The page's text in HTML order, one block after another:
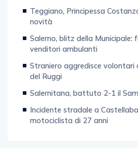
Teggiano, Principessa
novità
Salerno, blitz della Municipale:
venditori ambulanti
Straniero aggredisce volontari
del Ruggi
Salernitana, battuto 2-1 il
Incidente stradale a
motociclista di 27 anni